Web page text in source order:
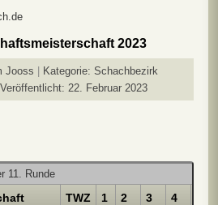
2023
Jooss Kategorie: Schachbezirk
Veröffentlicht: 22. Februar 2023
11. Runde
TWZ 1 2 3 4